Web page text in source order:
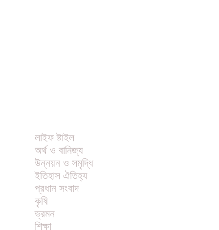
লাইফ ষ্টাইল
অর্থ ও বানিজ্য
উন্নয়ন ও সমৃদ্ধি
ইতিহাস ঐতিহ্য
প্রধান সংবাদ
কৃষি
ভ্রমন
শিক্ষা